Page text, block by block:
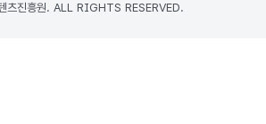
진흥원. ALL RIGHTS RESERVED.